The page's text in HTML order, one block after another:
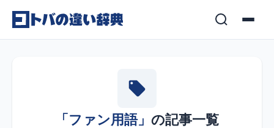
コンテンツへスキップ
「ファン用語」 の記事一覧